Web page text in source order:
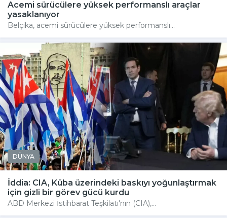
Acemi sürücülere yüksek performanslı araçlar
yasaklanıyor
Belçika, acemi sürücülere yüksek performanslı...
DÜNYA
İddia: CIA, Küba üzerindeki baskıyı yoğunlaştırmak
için gizli bir görev gücü kurdu
ABD Merkezi İstihbarat Teşkilatı'nın (CIA),...